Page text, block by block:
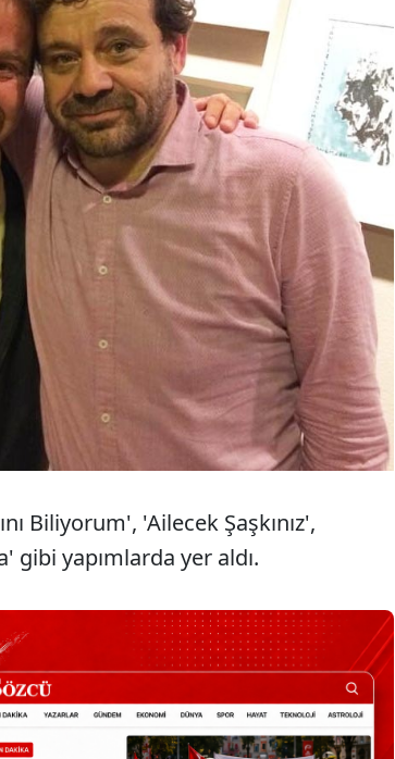
Biliyorum', 'Ailecek Şaşkınız',
yapımlarda yer aldı.